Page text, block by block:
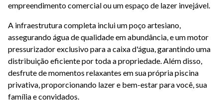
empreendimento comercial ou um espaço de lazer invejável.
A infraestrutura completa inclui um poço artesiano,
assegurando água de qualidade em abundância, e um motor
pressurizador exclusivo para a caixa d'água, garantindo uma
distribuição eficiente por toda a propriedade. Além disso,
desfrute de momentos relaxantes em sua própria piscina
privativa, proporcionando lazer e bem-estar para você, sua
família e convidados.